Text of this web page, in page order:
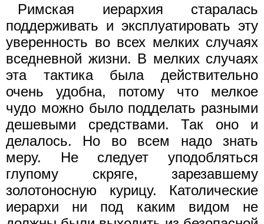
Римская иерархия старалась
поддерживать и эксплуатировать эту
уверенность во всех мелких случаях
вседневной жизни. В мелких случаях
эта тактика была действительно
очень удобна, потому что мелкое
чудо можно было подделать разными
дешевыми средствами. Так оно и
делалось. Но во всем надо знать
меру. Не следует уподобляться
глупому скряге, зарезавшему
золотоносную курицу. Католические
иерархи ни под каким видом не